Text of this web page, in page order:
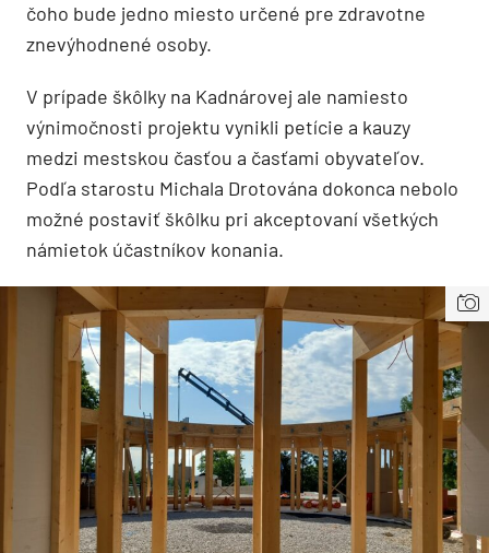
čoho bude jedno miesto určené pre zdravotne
znevýhodnené osoby.
V prípade škôlky na Kadnárovej ale namiesto
výnimočnosti projektu vynikli petície a kauzy
medzi mestskou časťou a časťami obyvateľov.
Podľa starostu Michala Drotována dokonca nebolo
možné postaviť škôlku pri akceptovaní všetkých
námietok účastníkov konania.